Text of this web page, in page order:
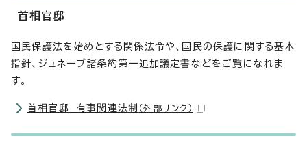
首相官邸
国民保護法を始めとする関係法令や、国民の保護に関する基本
指針、ジュネーブ諸条約第一追加議定書などをご覧になれま
す。
首相官邸 有事関連法制 （外部リンク）